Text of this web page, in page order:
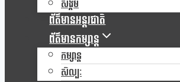
សង្គម
ព័ត៌មានអន្តរជាតិ
ព័ត៌មានកម្សាន្ត
កម្សាន្ត
សិល្បៈ